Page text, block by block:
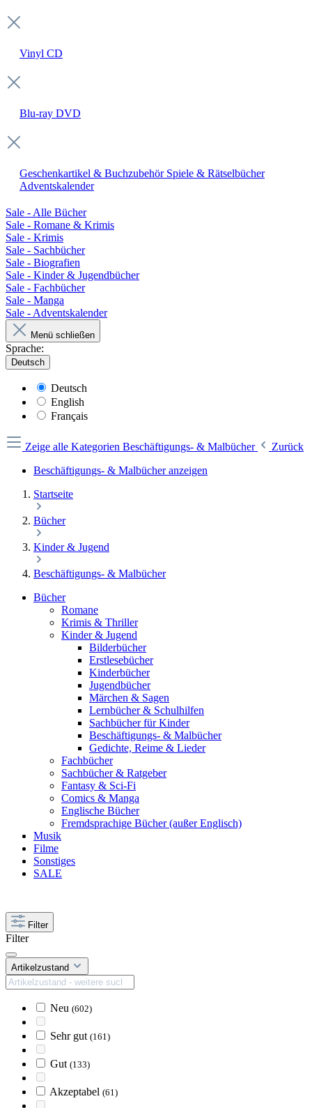
Vinyl CD
Blu-ray DVD
Geschenkartikel & Buchzubehör Spiele & Rätselbücher
Adventskalender
Sale - Alle Bücher
Sale - Romane & Krimis
Sale - Krimis
Sale - Sachbücher
Sale - Biografien
Sale - Kinder & Jugendbücher
Sale - Fachbücher
Sale - Manga
Sale - Adventskalender
Menü schließen
Sprache:
Deutsch
Deutsch
English
Français
Zeige alle Kategorien Beschäftigungs- & Malbücher
Zurück
Beschäftigungs- & Malbücher anzeigen
Startseite
Bücher
Kinder & Jugend
Beschäftigungs- & Malbücher
Bücher
Romane
Krimis & Thriller
Kinder & Jugend
Bilderbücher
Erstlesebücher
Kinderbücher
Jugendbücher
Märchen & Sagen
Lernbücher & Schulhilfen
Sachbücher für Kinder
Beschäftigungs- & Malbücher
Gedichte, Reime & Lieder
Fachbücher
Sachbücher & Ratgeber
Fantasy & Sci-Fi
Comics & Manga
Englische Bücher
Fremdsprachige Bücher (außer Englisch)
Musik
Filme
Sonstiges
SALE
Filter
Filter
Artikelzustand
Neu (602)
Sehr gut (161)
Gut (133)
Akzeptabel (61)